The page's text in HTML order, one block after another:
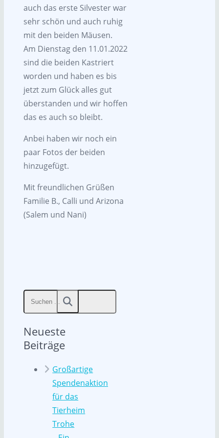
auch das erste Silvester war
sehr schön und auch ruhig
mit den beiden Mäusen.
Am Dienstag den 11.01.2022
sind die beiden Kastriert
worden und haben es bis
jetzt zum Glück alles gut
überstanden und wir hoffen
das es auch so bleibt.
Anbei haben wir noch ein
paar Fotos der beiden
hinzugefügt.
Mit freundlichen Grüßen
Familie B., Calli und Arizona
(Salem und Nani)
Neueste
Beiträge
Großartige
Spendenaktion
für das
Tierheim
Trohe